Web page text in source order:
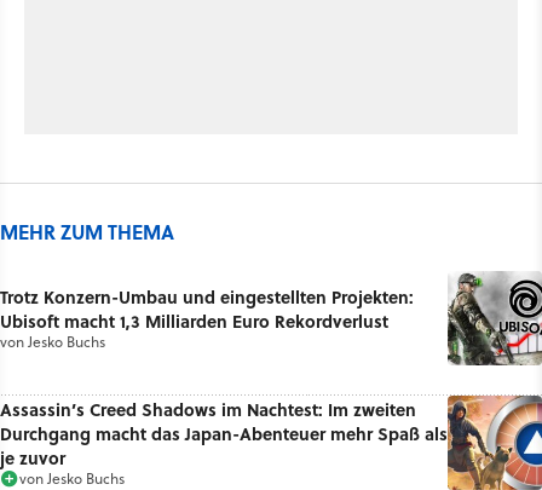
MEHR ZUM THEMA
Trotz Konzern-Umbau und eingestellten Projekten:
Ubisoft macht 1,3 Milliarden Euro Rekordverlust
vonJesko Buchs
Assassin’s Creed Shadows im Nachtest: Im zweiten
Durchgang macht das Japan-Abenteuer mehr Spaß als
je zuvor
vonJesko Buchs